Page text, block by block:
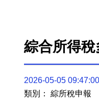
綜合所得稅
2026-05-05 09:47:00
類別： 綜所稅申報